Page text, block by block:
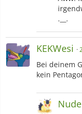
.__.
KEKWesi
Bei deinem
kein